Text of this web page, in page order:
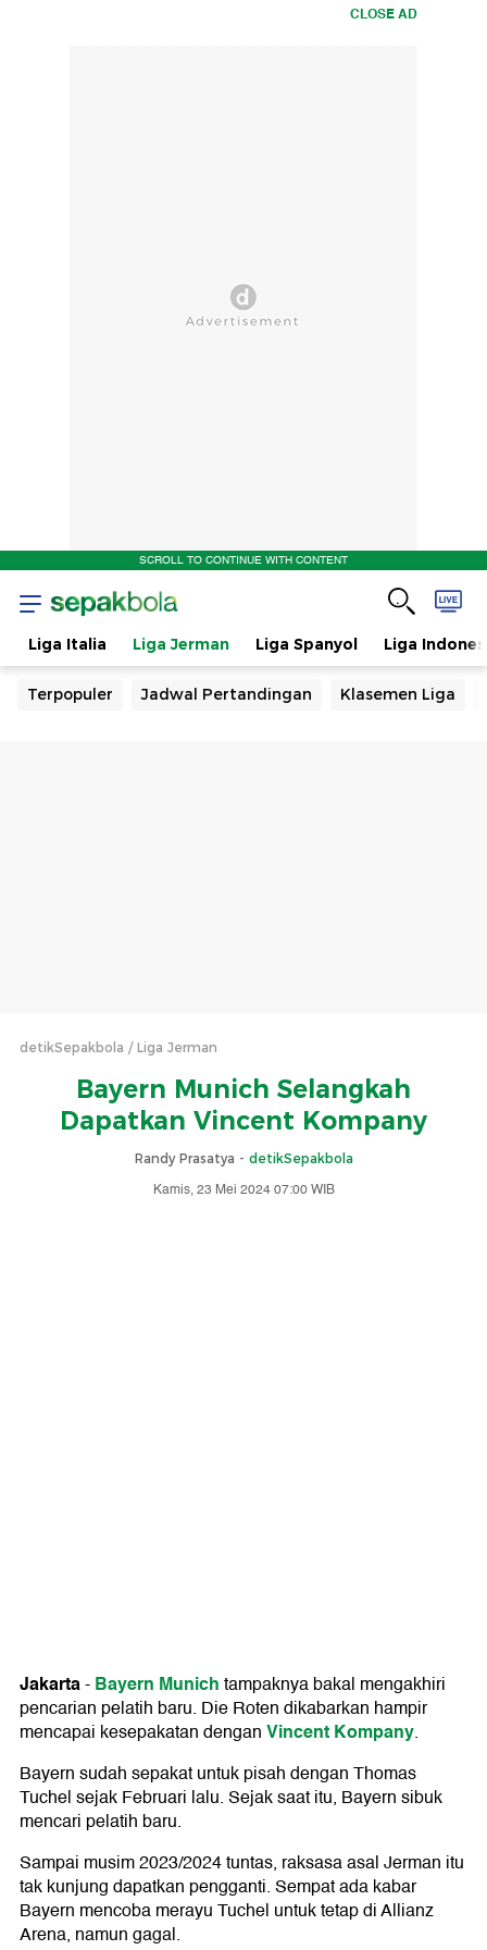
CLOSE AD
SCROLL TO CONTINUE WITH CONTENT
Liga Italia Liga Jerman Liga Spanyol Liga
Terpopuler Jadwal Pertandingan Klasemen Liga
detikSepakbola Liga Jerman
Bayern Munich Selangkah
Dapatkan Vincent Kompany
Randy Prasatya - detikSepakbola
Kamis, 23 Mei 2024 07:00 WIB
Jakarta-Bayern Munichtampaknya bakal mengakhiri
pencarian pelatih baru. Die Roten dikabarkan hampir
mencapai kesepakatan denganVincent Kompany.
Bayern sudah sepakat untuk pisah dengan Thomas
Tuchel sejak Februari lalu. Sejak saat itu, Bayern sibuk
mencari pelatih baru.
Sampai musim 2023/2024 tuntas, raksasa asal Jerman itu
tak kunjung dapatkan pengganti. Sempat ada kabar
Bayern mencoba merayu Tuchel untuk tetap di Allianz
Arena, namun gagal.